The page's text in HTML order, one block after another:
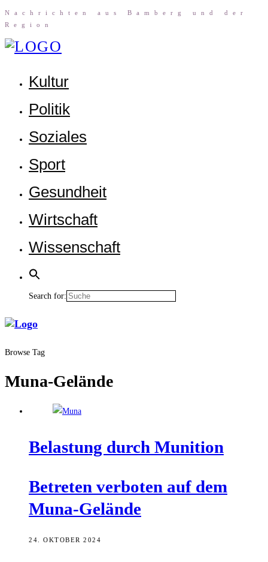
Nach­rich­ten aus Bam­berg und der
Region
Kul­tur
Poli­tik
Sozia­les
Sport
Gesund­heit
Wirt­schaft
Wis­sen­schaft
Search for:
Browse Tag
Muna-Gelände
Belas­tung durch Munition
Betre­ten ver­bo­ten auf dem
Muna-Gelände
24. OKTOBER 2024